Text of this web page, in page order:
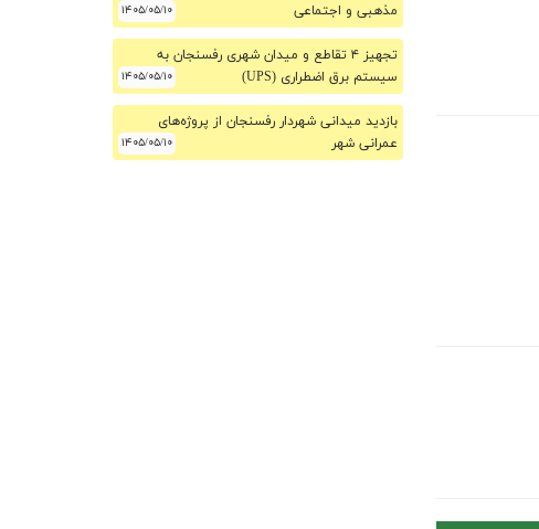
مذهبی و اجتماعی
۱۴۰۵/۰۵/۱۰
تجهیز ۴ تقاطع و میدان شهری رفسنجان به
سیستم برق اضطراری (UPS)
۱۴۰۵/۰۵/۱۰
بازدید میدانی شهردار رفسنجان از پروژه‌های
عمرانی شهر
۱۴۰۵/۰۵/۱۰